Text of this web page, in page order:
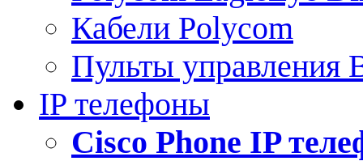
Кабели Polycom
Пульты управления
IP телефоны
Сisco Phone IP